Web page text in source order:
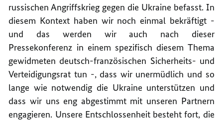
russischen Angriffskrieg gegen die Ukraine befasst. In
diesem Kontext haben wir noch einmal bekräftigt -
und das werden wir auch nach dieser
Pressekonferenz in einem spezifisch diesem Thema
gewidmeten deutsch-französischen Sicherheits- und
Verteidigungsrat tun -, dass wir unermüdlich und so
lange wie notwendig die Ukraine unterstützen und
dass wir uns eng abgestimmt mit unseren Partnern
engagieren. Unsere Entschlossenheit besteht fort, die